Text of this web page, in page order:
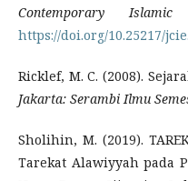
Contemporary Islamic
https://doi.org/10.25217/
Ricklef, M. C. (2008).
Jakarta: Serambi Ilmu
Sholihin, M. (2019).
Tarekat Alawiyyah pada